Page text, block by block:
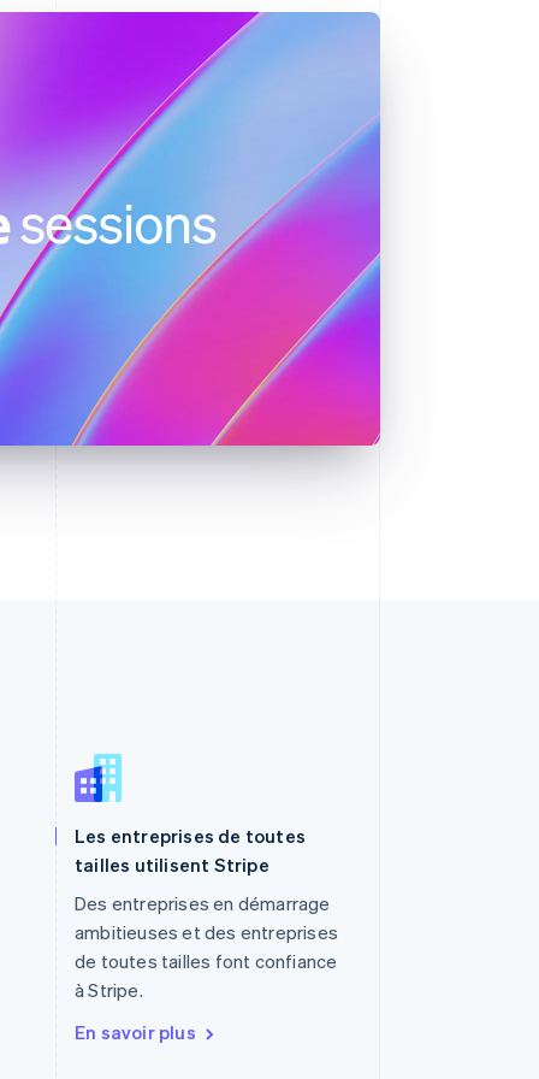
Les entreprises de toutes
tailles utilisent Stripe
Des entreprises en démarrage
ambitieuses et des entreprises
de toutes tailles font confiance
à Stripe.
En savoir plus
RAS de Hong Kong, Chine
English简体中文
République tchèque
English
Roumanie
Royaume-Uni
English
Singapour
简体中文